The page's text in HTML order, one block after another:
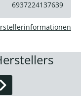
6937224137639